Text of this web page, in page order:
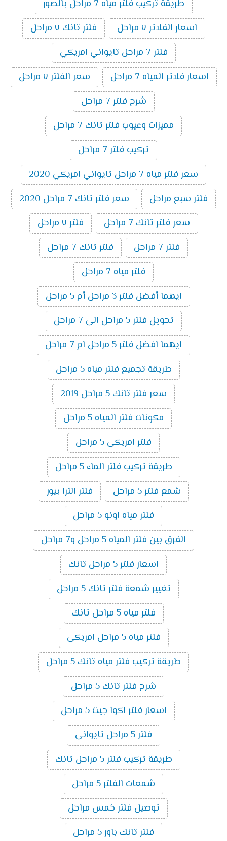
طريقة تركيب فلتر مياه 7 مراحل بالصور
اسعار الفلاتر ٧ مراحل
فلتر تانك ٧ مراحل
فلتر 7 مراحل تايواني امريكي
اسعار فلاتر المياه 7 مراحل
سعر الفلتر ٧ مراحل
شرح فلتر 7 مراحل
مميزات وعيوب فلتر تانك 7 مراحل
تركيب فلتر 7 مراحل
سعر فلتر مياه 7 مراحل تايواني امريكي 2020
فلتر سبع مراحل
سعر فلتر تانك 7 مراحل 2020
سعر فلتر تانك 7 مراحل
فلتر ٧ مراحل
فلتر 7 مراحل
فلتر تانك 7 مراحل
فلتر مياه 7 مراحل
ايهما أفضل فلتر 3 مراحل أم 5 مراحل
تحويل فلتر 5 مراحل الى 7 مراحل
ايهما افضل فلتر 5 مراحل ام 7 مراحل
طريقة تجميع فلتر مياه 5 مراحل
سعر فلتر تانك 5 مراحل 2019
مكونات فلتر المياه 5 مراحل
فلتر امريكى 5 مراحل
طريقة تركيب فلتر الماء 5 مراحل
شمع فلتر 5 مراحل
فلتر الترا بيور
فلتر مياه اونو 5 مراحل
الفرق بين فلتر المياه 5 مراحل و7 مراحل
اسعار فلتر 5 مراحل تانك
تغيير شمعة فلتر تانك 5 مراحل
فلتر مياه 5 مراحل تانك
فلتر مياه 5 مراحل امريكى
طريقة تركيب فلتر مياه تانك 5 مراحل
شرح فلتر تانك 5 مراحل
اسعار فلتر اكوا جيت 5 مراحل
فلتر 5 مراحل تايوانى
طريقة تركيب فلتر 5 مراحل تانك
شمعات الفلتر 5 مراحل
توصيل فلتر خمس مراحل
فلتر تانك باور 5 مراحل